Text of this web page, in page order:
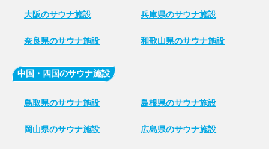
大阪のサウナ施設 兵庫県のサウナ施設
奈良県のサウナ施設 和歌山県のサウナ施設
中国・四国のサウナ施設
鳥取県のサウナ施設 島根県のサウナ施設
岡山県のサウナ施設 広島県のサウナ施設